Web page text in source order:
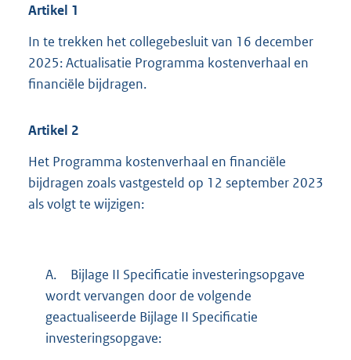
Artikel 1
In te trekken het collegebesluit van 16 december
2025: Actualisatie Programma kostenverhaal en
financiële bijdragen.
Artikel 2
Het Programma kostenverhaal en financiële
bijdragen zoals vastgesteld op 12 september 2023
als volgt te wijzigen:
A.
Bijlage II Specificatie investeringsopgave
wordt vervangen door de volgende
geactualiseerde Bijlage II Specificatie
investeringsopgave: